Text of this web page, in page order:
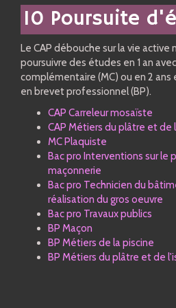
10 Poursuite
Le CAP débouche sur la vie active
poursuivre des études en 1 an
complémentaire (MC) ou en 2
en brevet professionnel (BP).
CAP Carreleur mosaïste
CAP Métiers du plâtre et de
MC Plaquiste
Bac pro Interventions sur le
maçonnerie
Bac pro Technicien du
réalisation du gros oeuvre
Bac pro Travaux publics
BP Maçon
BP Métiers de la piscine
BP Métiers du plâtre et de